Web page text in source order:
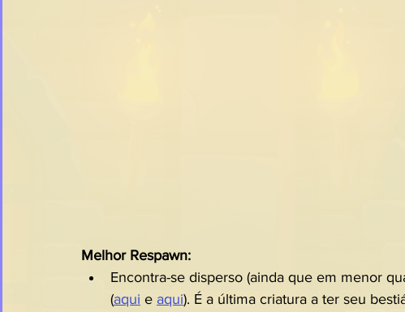
Melhor Respawn:
Encontra-se disperso (ainda que em menor
(aqui e aqui). É a última criatura a ter seu